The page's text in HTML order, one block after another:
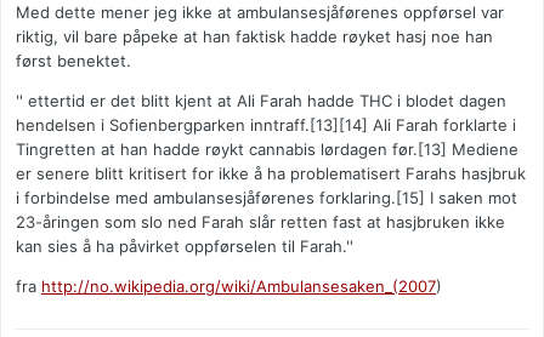
Med dette mener jeg ikke at ambulansesjåførenes oppførsel var
riktig, vil bare påpeke at han faktisk hadde røyket hasj noe han
først benektet.
'' ettertid er det blitt kjent at Ali Farah hadde THC i blodet dagen
hendelsen i Sofienbergparken inntraff.[13][14] Ali Farah forklarte i
Tingretten at han hadde røykt cannabis lørdagen før.[13] Mediene
er senere blitt kritisert for ikke å ha problematisert Farahs hasjbruk
i forbindelse med ambulansesjåførenes forklaring.[15] I saken mot
23-åringen som slo ned Farah slår retten fast at hasjbruken ikke
kan sies å ha påvirket oppførselen til Farah.''
fra http://no.wikipedia.org/wiki/Ambulansesaken_(2007)